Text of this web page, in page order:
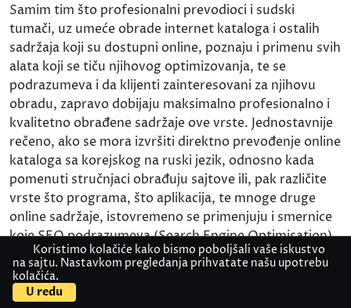
Samim tim što profesionalni prevodioci i sudski
tumači, uz umeće obrade internet kataloga i ostalih
sadržaja koji su dostupni online, poznaju i primenu svih
alata koji se tiču njihovog optimizovanja, te se
podrazumeva i da klijenti zainteresovani za njihovu
obradu, zapravo dobijaju maksimalno profesionalno i
kvalitetno obrađene sadržaje ove vrste. Jednostavnije
rečeno, ako se mora izvršiti direktno prevođenje online
kataloga sa korejskog na ruski jezik, odnosno kada
pomenuti stručnjaci obrađuju sajtove ili, pak različite
vrste što programa, što aplikacija, te mnoge druge
online sadržaje, istovremeno se primenjuju i smernice
koje SEO podrazumeva (Search Engine Optimisation).
Na prvom mestu zahvaljujući tome se sadržina
konkretnih materijala prilagođava pravilima pretrage
na internetu, tako da se i mesto koje oni zauzimaju u
Kontaktirajte nas
Koristimo kolačiće kako bismo poboljšali vaše iskustvo
na sajtu. Nastavkom pregledanja prihvatate našu upotrebu
kolačića.
U redu